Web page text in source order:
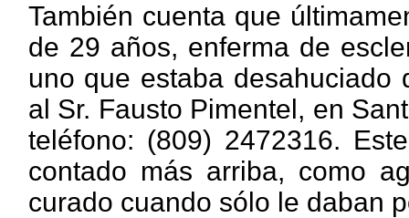
También cuenta que
de 29 años, enferma de
uno que estaba desahuciado
al Sr. Fausto Pimentel, en
teléfono: (809) 2472316.
contado más arriba, como
curado cuando sólo le daban